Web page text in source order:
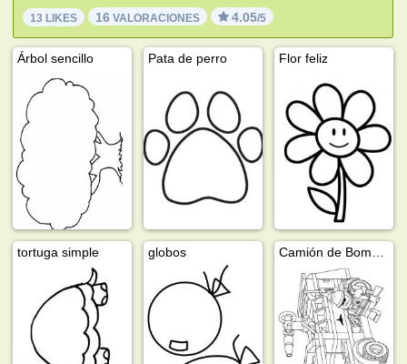
13 LIKES 16 VALORACIONES 4.05/5
Árbol sencillo Pata de perro Flor feliz
tortuga simple globos